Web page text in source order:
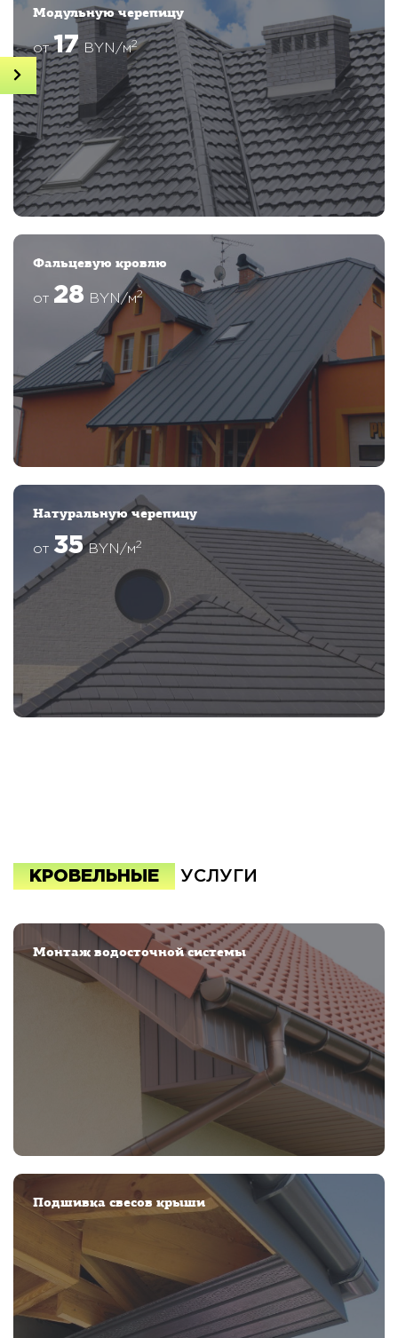
Модульную черепицу
от17 BYN/м2
Фальцевую кровлю
от 28 BYN/м2
Натуральную черепицу
от 35BYN/м2
КРОВЕЛЬНЫЕ УСЛУГИ
Монтаж водосточной системы
Подшивка свесов крыши
Получить консультацию
Онлайн просчет дома
Наши проекты
Виды домов под ключ